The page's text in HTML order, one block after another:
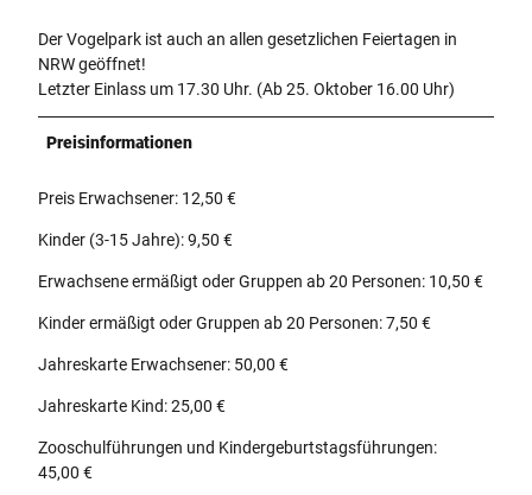
Der Vogelpark ist auch an allen gesetzlichen Feiertagen in
NRW geöffnet!
Letzter Einlass um 17.30 Uhr. (Ab 25. Oktober 16.00 Uhr)
Preisinformationen
Preis Erwachsener: 12,50 €
Kinder (3-15 Jahre): 9,50 €
Erwachsene ermäßigt oder Gruppen ab 20 Personen: 10,50 €
Kinder ermäßigt oder Gruppen ab 20 Personen: 7,50 €
Jahreskarte Erwachsener: 50,00 €
Jahreskarte Kind: 25,00 €
Zooschulführungen und Kindergeburtstagsführungen:
45,00 €